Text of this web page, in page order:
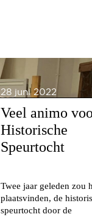
28 juni 2022
Veel animo
Historische
Speurtocht
Twee jaar geleden zou
plaatsvinden, de
speurtocht door de